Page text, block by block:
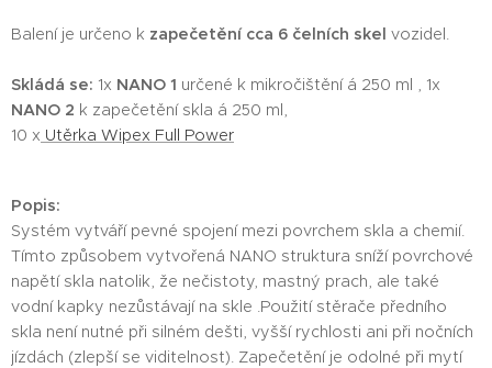
Balení je určeno k zapečetění cca 6 čelních skel vozidel.
Skládá se: 1x NANO 1 určené k mikročištění á 250 ml , 1x
NANO 2 k zapečetění skla á 250 ml,
10 x Utěrka Wipex Full Power
Popis:
Systém vytváří pevné spojení mezi povrchem skla a chemií.
Tímto způsobem vytvořená NANO struktura sníží povrchové
napětí skla natolik, že nečistoty, mastný prach, ale také
vodní kapky nezůstávají na skle .Použití stěrače předního
skla není nutné při silném dešti, vyšší rychlosti ani při nočních
jízdách (zlepší se viditelnost). Zapečetění je odolné při mytí